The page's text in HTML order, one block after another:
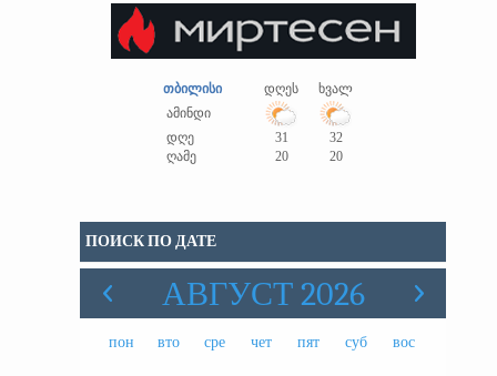
თბილისი დღეს
ხვალ
ამინდი
დღე
31
32
ღამე
20 20
ПОИСК ПО ДАТЕ
АВГУСТ 2026
пон вто сре чет пят суб вос